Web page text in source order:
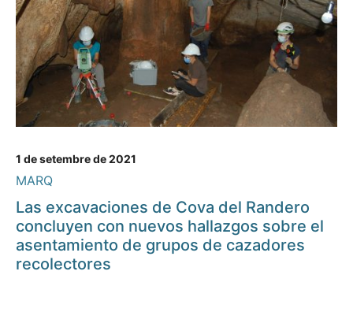
1 de setembre de 2021
MARQ
Las excavaciones de Cova del Randero
concluyen con nuevos hallazgos sobre el
asentamiento de grupos de cazadores
recolectores